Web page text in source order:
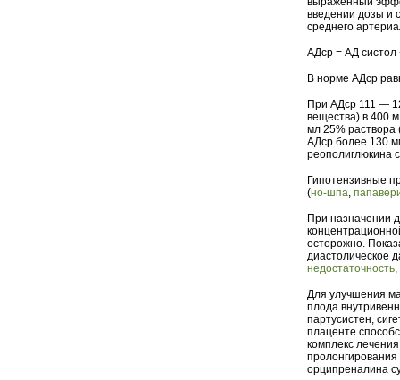
введении дозы и
среднего
АДср = АД систол
В норме АДср
При АДср 111 —
вещества) в 400
мл 25% раствора
АДср более 130
реополиглюкина
Гипотензивные
(но-шпа,
При назначении
осторожно.
диастолическое
недостаточность
Для улучшения
плода
партусистен,
плаценте
комплекс
орципреналина